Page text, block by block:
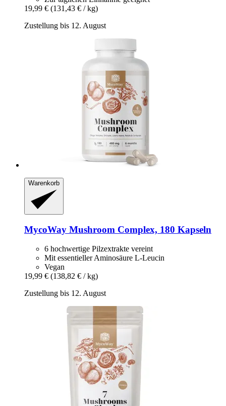
19,99 € (131,43 € / kg)
Zustellung bis 12. August
Warenkorb
MycoWay Mushroom Complex, 180 Kapseln
6 hochwertige Pilzextrakte vereint
Mit essentieller Aminosäure L-Leucin
Vegan
19,99 € (138,82 € / kg)
Zustellung bis 12. August